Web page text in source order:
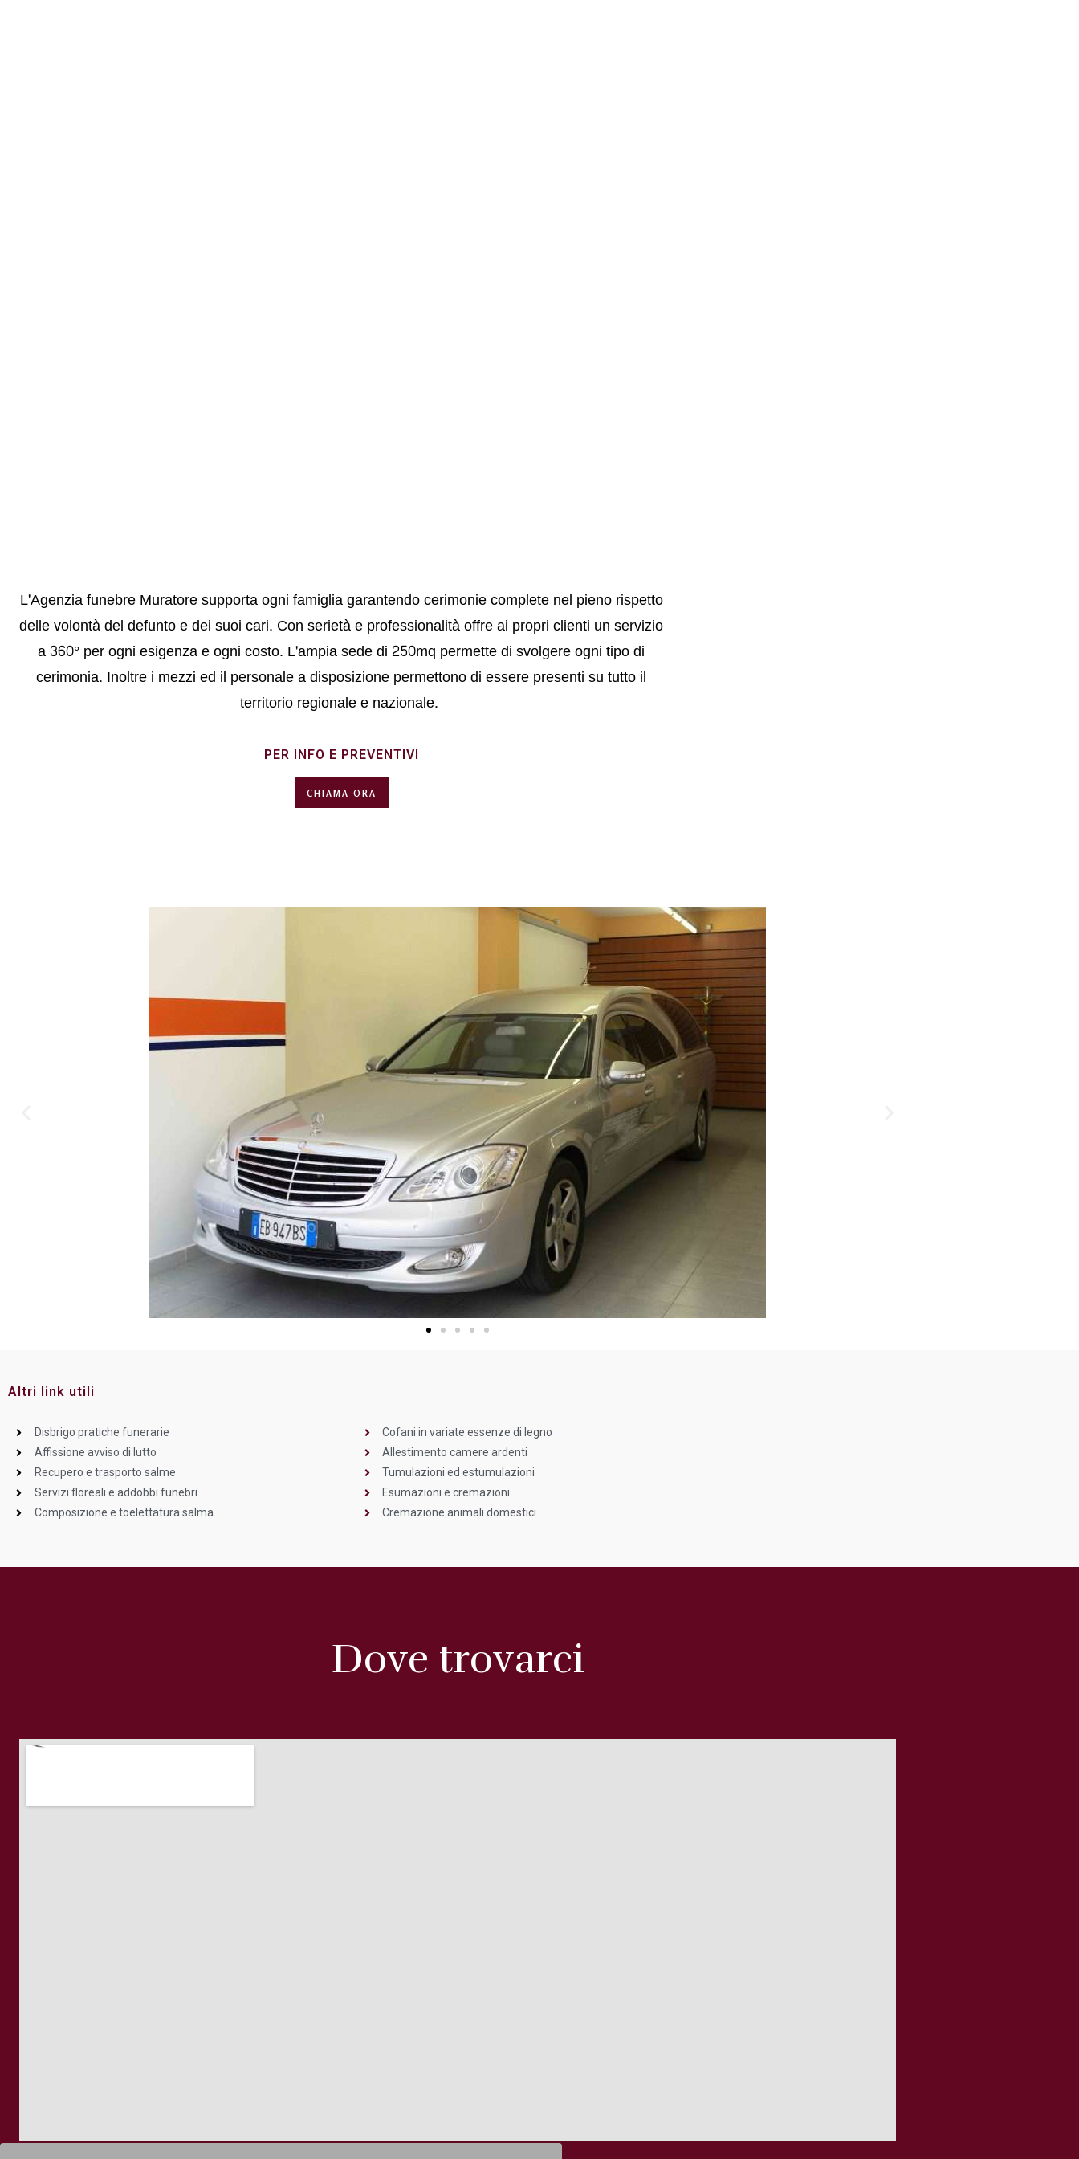
L'Agenzia funebre Muratore supporta ogni famiglia garantendo cerimonie complete nel pieno rispetto
delle volontà del defunto e dei suoi cari. Con serietà e professionalità offre ai propri clienti un servizio
a 360° per ogni esigenza e ogni costo. L'ampia sede di 250mq permette di svolgere ogni tipo di
cerimonia. Inoltre i mezzi ed il personale a disposizione permettono di essere presenti su tutto il
territorio regionale e nazionale.
PER INFO E PREVENTIVI
CHIAMA ORA
Altri link utili
Disbrigo pratiche funerarie
Affissione avviso di lutto
Recupero e trasporto salme
Servizi floreali e addobbi funebri
Composizione e toelettatura salma
Cofani in variate essenze di legno
Allestimento camere ardenti
Tumulazioni ed estumulazioni
Esumazioni e cremazioni
Cremazione animali domestici
Dove trovarci